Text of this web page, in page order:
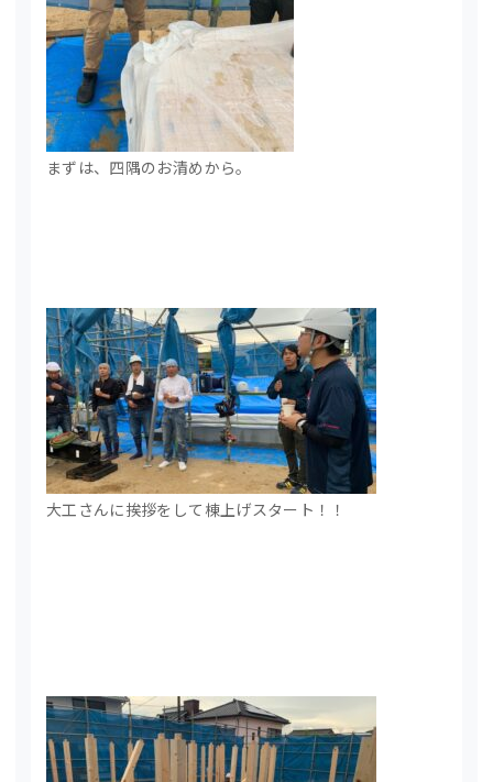
まずは、四隅のお清めから。
大工さんに挨拶をして棟上げスタート！！